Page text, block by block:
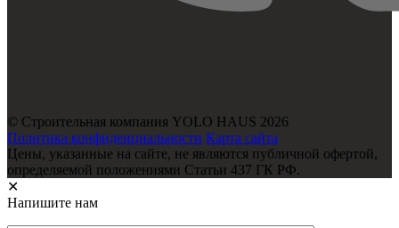
© Строительная компания YOLO HAUS 2026
Политика конфиденциальности Карта сайта
Цены, указанные на сайте, не являются публичной офертой,
определяемой положениями Статьи 437 ГК РФ.
✕
Напишите нам